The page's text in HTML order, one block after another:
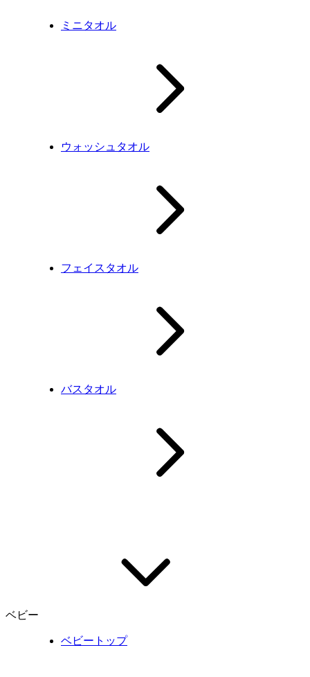
ミニタオル
ウォッシュタオル
フェイスタオル
バスタオル
ベビー
ベビートップ